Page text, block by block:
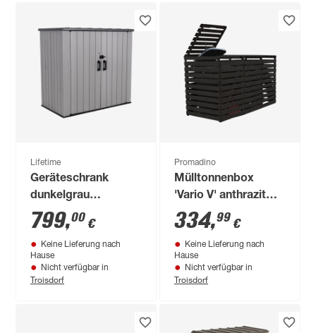
Lifetime
Geräteschrank
dunkelgrau
Kunststoff 3,1 m³
111 x 192 x 176 cm
799,00 €
Keine Lieferung nach
Hause
Nicht verfügbar in
Troisdorf
Promadino
Mülltonnenbox
'Vario V' anthrazit
219 x 92 x 122 cm
334,99 €
Keine Lieferung nach
Hause
Nicht verfügbar in
Troisdorf